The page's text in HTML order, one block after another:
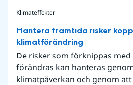
Klimateffekter
Hantera framtida risker
klimatförändring
De risker som förknippas
förändras kan hanteras
klimatpåverkan och genom